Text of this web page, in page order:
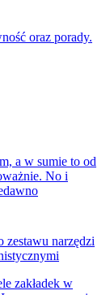
oraz porady.
a w sumie to od
No i
zestawu narzędzi
zakładek w